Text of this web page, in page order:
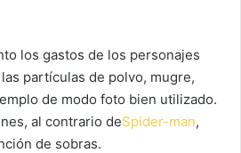
los gastos de los personajes
partículas de polvo, mugre,
de modo foto bien utilizado.
al contrario deSpider-man,
de sobras.